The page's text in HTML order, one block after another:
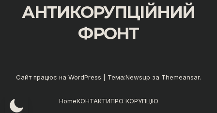
АНТИКОРУПЦІЙНИЙ
ФРОНТ
Сайт працює на WordPress Тема:Newsup за Themeansar.
HomeКОНТАКТИПРО КОРУПЦІЮ